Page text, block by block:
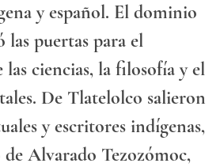
y español. El dominio
puertas para el
ciencias, la filosofía y el
De Tlatelolco salieron
y escritores indígenas,
Alvarado Tezozómoc,